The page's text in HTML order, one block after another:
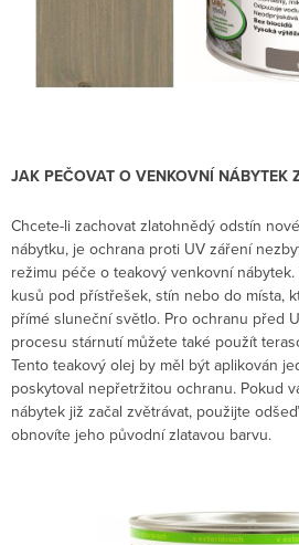
JAK PEČOVAT O VENKOVNÍ NÁBYTEK
Chcete-li zachovat zlatohnědý odstín
nábytku, je ochrana proti UV záření
režimu péče o teakový venkovní
kusů pod přístřešek, stín nebo do místa,
přímé sluneční světlo. Pro ochranu před
procesu stárnutí můžete také použít
Tento teakový olej by měl být aplikován
poskytoval nepřetržitou ochranu. Pokud
nábytek již začal zvětrávat, použijte
obnovíte jeho původní zlatavou barvu.